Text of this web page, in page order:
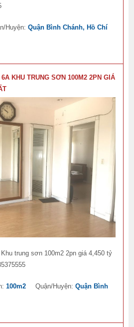
Huyện:Quận Bình Chánh, Hồ Chí
KHU TRUNG SƠN 100M2 2PN GIÁ
trung sơn 100m2 2pn giá 4,450 tỷ
100m2 Quận/Huyện:Quận Bình